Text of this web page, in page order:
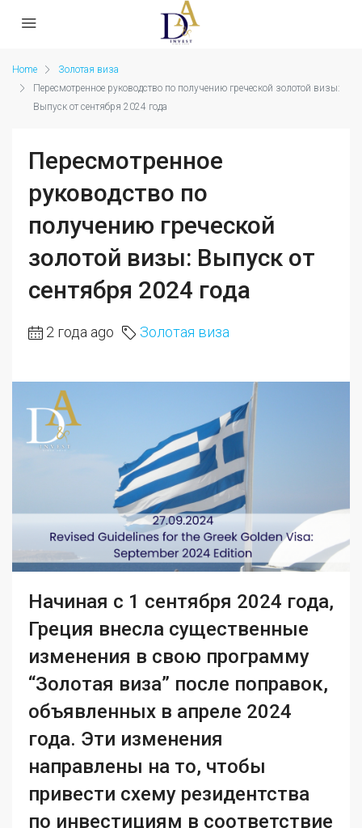
Home
Золотая виза
Пересмотренное руководство по получению греческой золотой визы:
Выпуск от сентября 2024 года
Пересмотренное
руководство по
получению греческой
золотой визы: Выпуск от
сентября 2024 года
2 года ago Золотая виза
Начиная с 1 сентября 2024 года,
Греция внесла существенные
изменения в свою программу
“Золотая виза” после поправок,
объявленных в апреле 2024
года. Эти изменения
направлены на то, чтобы
привести схему резидентства
по инвестициям в соответствие